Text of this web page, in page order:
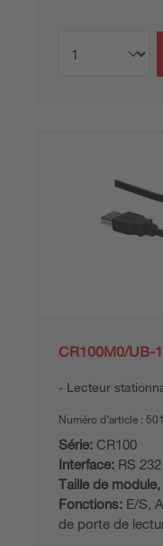
CR100M0/UB-
Lecteur
Numéro d’article :
Série: CR100
Interface: RS 232
Taille de
Fonctions: E/S,
de porte de